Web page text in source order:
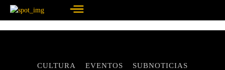
CULTURA EVENTOS SUBNOTICIAS